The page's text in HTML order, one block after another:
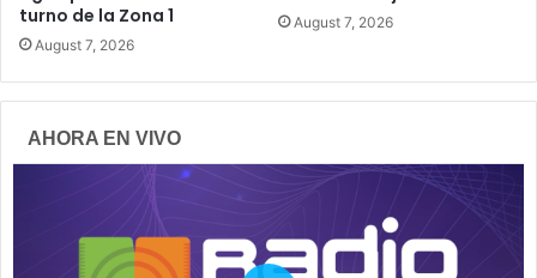
turno de la Zona 1
August 7, 2026
August 7, 2026
AHORA EN VIVO